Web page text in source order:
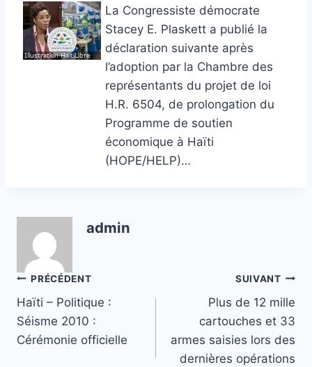
La Congressiste démocrate
Stacey E. Plaskett a publié la
déclaration suivante après
l’adoption par la Chambre des
représentants du projet de loi
H.R. 6504, de prolongation du
Programme de soutien
économique à Haïti
(HOPE/HELP)…
admin
Navigation
de
l’article
PRÉCÉDENT
Haïti – Politique :
Séisme 2010 :
Cérémonie officielle
SUIVANT
Plus de 12 mille
cartouches et 33
armes saisies lors des
dernières opérations